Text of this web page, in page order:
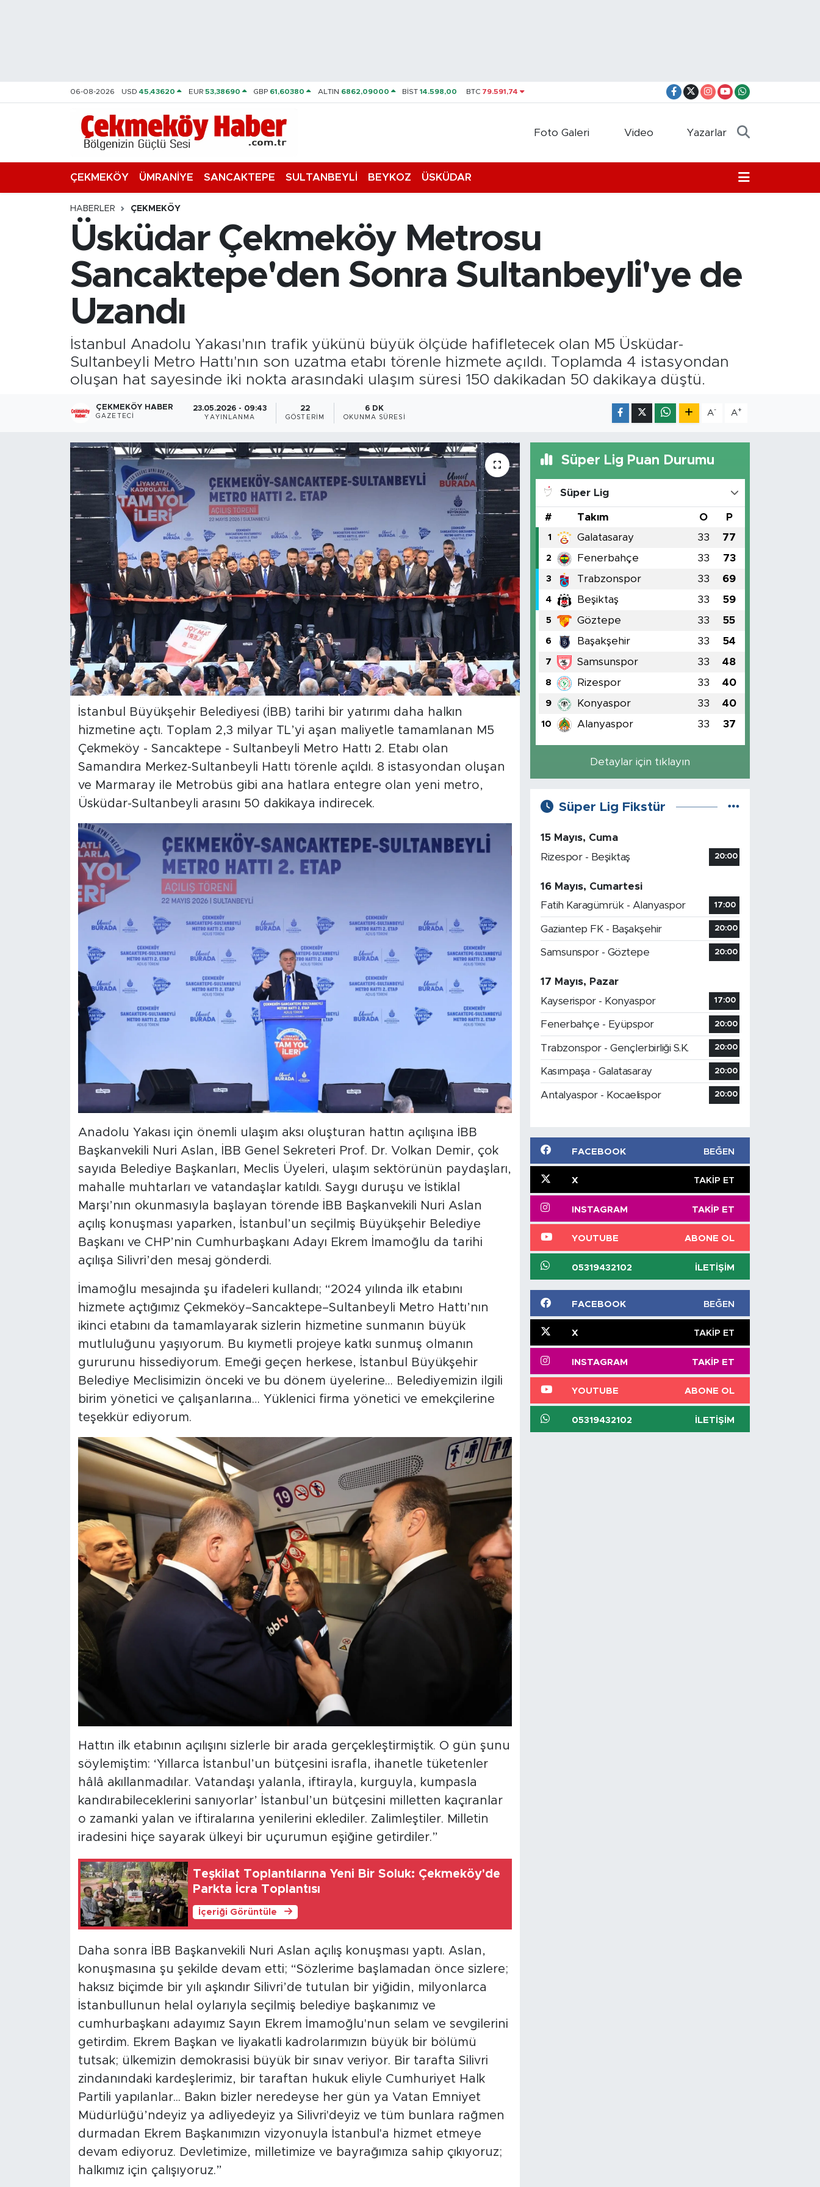
06-08-2026 USD45,43620 EUR 53,38690 GBP 61,60380 ALTIN 6862,09000 BİST14.598,00 BTC 79.591,74
Foto Galeri Video Yazarlar
ÇEKMEKÖY ÜMRANİYE SANCAKTEPE SULTANBEYLİ BEYKOZ ÜSKÜDAR
HABERLER ÇEKMEKÖY
Üsküdar Çekmeköy Metrosu
Sancaktepe'den Sonra Sultanbeyli'ye de
Uzandı
İstanbul Anadolu Yakası'nın trafik yükünü büyük ölçüde hafifletecek olan M5 Üsküdar-
Sultanbeyli Metro Hattı'nın son uzatma etabı törenle hizmete açıldı. Toplamda 4 istasyondan
oluşan hat sayesinde iki nokta arasındaki ulaşım süresi 150 dakikadan 50 dakikaya düştü.
ÇEKMEKÖY HABER
GAZETECI
23.05.2026 - 09:43
YAYINLANMA
22
GÖSTERIM
6 DK
OKUNMA SÜRESI
A- A+
İstanbul Büyükşehir Belediyesi (İBB) tarihi bir yatırımı daha halkın
hizmetine açtı. Toplam 2,3 milyar TL’yi aşan maliyetle tamamlanan M5
Çekmeköy - Sancaktepe - Sultanbeyli Metro Hattı 2. Etabı olan
Samandıra Merkez-Sultanbeyli Hattı törenle açıldı. 8 istasyondan oluşan
ve Marmaray ile Metrobüs gibi ana hatlara entegre olan yeni metro,
Üsküdar-Sultanbeyli arasını 50 dakikaya indirecek.
Anadolu Yakası için önemli ulaşım aksı oluşturan hattın açılışına İBB
Başkanvekili Nuri Aslan, İBB Genel Sekreteri Prof. Dr. Volkan Demir, çok
sayıda Belediye Başkanları, Meclis Üyeleri, ulaşım sektörünün paydaşları,
mahalle muhtarları ve vatandaşlar katıldı. Saygı duruşu ve İstiklal
Marşı’nın okunmasıyla başlayan törende İBB Başkanvekili Nuri Aslan
açılış konuşması yaparken, İstanbul’un seçilmiş Büyükşehir Belediye
Başkanı ve CHP’nin Cumhurbaşkanı Adayı Ekrem İmamoğlu da tarihi
açılışa Silivri’den mesaj gönderdi.
İmamoğlu mesajında şu ifadeleri kullandı; “2024 yılında ilk etabını
hizmete açtığımız Çekmeköy–Sancaktepe–Sultanbeyli Metro Hattı’nın
ikinci etabını da tamamlayarak sizlerin hizmetine sunmanın büyük
mutluluğunu yaşıyorum. Bu kıymetli projeye katkı sunmuş olmanın
gururunu hissediyorum. Emeği geçen herkese, İstanbul Büyükşehir
Belediye Meclisimizin önceki ve bu dönem üyelerine… Belediyemizin ilgili
birim yönetici ve çalışanlarına… Yüklenici firma yönetici ve emekçilerine
teşekkür ediyorum.
Hattın ilk etabının açılışını sizlerle bir arada gerçekleştirmiştik. O gün şunu
söylemiştim: ‘Yıllarca İstanbul’un bütçesini israfla, ihanetle tüketenler
hâlâ akıllanmadılar. Vatandaşı yalanla, iftirayla, kurguyla, kumpasla
kandırabileceklerini sanıyorlar’ İstanbul’un bütçesini milletten kaçıranlar
o zamanki yalan ve iftiralarına yenilerini eklediler. Zalimleştiler. Milletin
iradesini hiçe sayarak ülkeyi bir uçurumun eşiğine getirdiler.”
Teşkilat Toplantılarına Yeni Bir Soluk: Çekmeköy'de
Parkta İcra Toplantısı
İçeriği Görüntüle
Daha sonra İBB Başkanvekili Nuri Aslan açılış konuşması yaptı. Aslan,
konuşmasına şu şekilde devam etti; “Sözlerime başlamadan önce sizlere;
haksız biçimde bir yılı aşkındır Silivri’de tutulan bir yiğidin, milyonlarca
İstanbullunun helal oylarıyla seçilmiş belediye başkanımız ve
cumhurbaşkanı adayımız Sayın Ekrem İmamoğlu'nun selam ve sevgilerini
getirdim. Ekrem Başkan ve liyakatli kadrolarımızın büyük bir bölümü
tutsak; ülkemizin demokrasisi büyük bir sınav veriyor. Bir tarafta Silivri
zindanındaki kardeşlerimiz, bir taraftan hukuk eliyle Cumhuriyet Halk
Partili yapılanlar... Bakın bizler neredeyse her gün ya Vatan Emniyet
Müdürlüğü’ndeyiz ya adliyedeyiz ya Silivri'deyiz ve tüm bunlara rağmen
durmadan Ekrem Başkanımızın vizyonuyla İstanbul'a hizmet etmeye
devam ediyoruz. Devletimize, milletimize ve bayrağımıza sahip çıkıyoruz;
halkımız için çalışıyoruz.”
Süper Lig Puan Durumu
Süper Lig
# Takım O P
1 Galatasaray 33 77
2 Fenerbahçe 33 73
3 Trabzonspor 33 69
4 Beşiktaş 33 59
5 Göztepe 33 55
6 Başakşehir 33 54
7 Samsunspor 33 48
8 Rizespor 33 40
9 Konyaspor 33 40
10 Alanyaspor 33 37
Detaylar için tıklayın
Süper Lig Fikstür
15 Mayıs, Cuma
Rizespor - Beşiktaş
20:00
16 Mayıs, Cumartesi
Fatih Karagümrük - Alanyaspor
17:00
Gaziantep FK - Başakşehir 20:00
Samsunspor - Göztepe 20:00
17 Mayıs, Pazar
Kayserispor - Konyaspor
17:00
Fenerbahçe - Eyüpspor 20:00
Trabzonspor - Gençlerbirliği S.K. 20:00
Kasımpaşa - Galatasaray 20:00
Antalyaspor - Kocaelispor 20:00
FACEBOOK BEĞEN
X TAKIP ET
INSTAGRAM TAKIP ET
YOUTUBE ABONE OL
05319432102 İLETIŞIM
FACEBOOK BEĞEN
X TAKIP ET
INSTAGRAM TAKIP ET
YOUTUBE ABONE OL
05319432102 İLETIŞIM
Trafik Durumu
Süper Lig Puan Durumu ve Fikstür
Son Dakika Haberleri
Haber Arşivi